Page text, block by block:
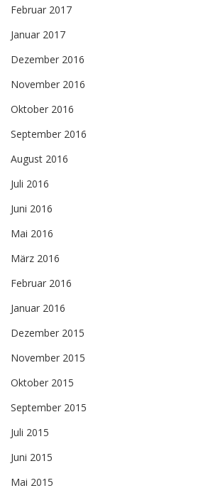
Februar 2017
Januar 2017
Dezember 2016
November 2016
Oktober 2016
September 2016
August 2016
Juli 2016
Juni 2016
Mai 2016
März 2016
Februar 2016
Januar 2016
Dezember 2015
November 2015
Oktober 2015
September 2015
Juli 2015
Juni 2015
Mai 2015